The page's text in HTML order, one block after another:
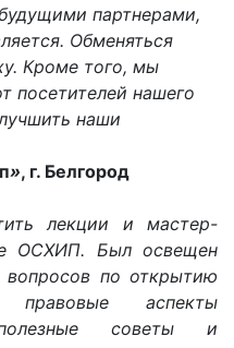
партнерами,
Обменяться
Кроме того, мы
посетителей нашего
наши
», г. Белгород
лекции и мастер-
ОСХИП. Был освещен
по открытию
правовые аспекты
советы и